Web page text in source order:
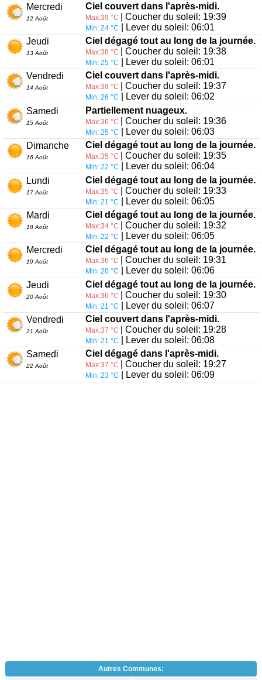
Mercredi
12 Août
Ciel couvert dans l'après-midi.
Max:39 °C | Coucher du soleil: 19:39
Min: 24 °C
| Lever du soleil: 06:01
Jeudi
13 Août
Ciel dégagé tout au long de la journée.
Max:38 °C | Coucher du soleil: 19:38
Min: 25 °C
| Lever du soleil: 06:01
Vendredi
14 Août
Ciel couvert dans l'après-midi.
Max:38 °C | Coucher du soleil: 19:37
Min: 26 °C
| Lever du soleil: 06:02
Samedi
15 Août
Partiellement nuageux.
Max:36 °C | Coucher du soleil: 19:36
Min: 25 °C
| Lever du soleil: 06:03
Dimanche
16 Août
Ciel dégagé tout au long de la journée.
Max:35 °C | Coucher du soleil: 19:35
Min: 22 °C
| Lever du soleil: 06:04
Lundi
17 Août
Ciel dégagé tout au long de la journée.
Max:35 °C | Coucher du soleil: 19:33
Min: 21 °C
| Lever du soleil: 06:05
Mardi
18 Août
Ciel dégagé tout au long de la journée.
Max:34 °C | Coucher du soleil: 19:32
Min: 22 °C
| Lever du soleil: 06:05
Mercredi
19 Août
Ciel dégagé tout au long de la journée.
Max:36 °C | Coucher du soleil: 19:31
Min: 20 °C
| Lever du soleil: 06:06
Jeudi
20 Août
Ciel dégagé tout au long de la journée.
Max:36 °C | Coucher du soleil: 19:30
Min: 21 °C
| Lever du soleil: 06:07
Vendredi
21 Août
Ciel couvert dans l'après-midi.
Max:37 °C | Coucher du soleil: 19:28
Min: 21 °C
| Lever du soleil: 06:08
Samedi
22 Août
Ciel dégagé dans l'après-midi.
Max:37 °C | Coucher du soleil: 19:27
Min: 23 °C | Lever du soleil: 06:09
Autres Communes: